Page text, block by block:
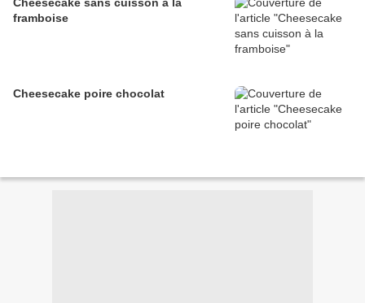
framboise
Cheesecake poire chocolat